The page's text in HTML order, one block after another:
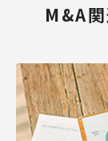
M&A